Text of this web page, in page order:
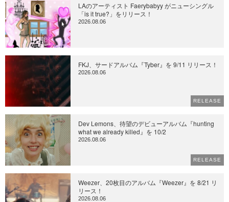
LAのアーティスト Faerybabyy がニューシングル
「is it true?」をリリース！
2026.08.06
FKJ、サードアルバム『Tyber』を 9/11 リリース！
2026.08.06
RELEASE
Dev Lemons、待望のデビューアルバム『hunting
what we already killed』を 10/2
2026.08.06
RELEASE
Weezer、20枚目のアルバム『Weezer』を 8/21 リ
リース！
2026.08.06